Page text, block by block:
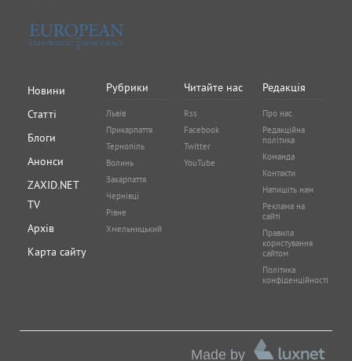
Новини
Статті
Блоги
Анонси
ZAXID.NET
TV
Архів
Карта сайту
Рубрики
Львів
Прикарпаття
Тернопіль
Волинь
Закарпаття
Чернівці
Рівне
Хмельницький
Читайте нас
Rss
Facebook
Twitter
YouTube
Редакція
Про нас
Редакційна
політика
Команда
Контакти
Напишіть нам
Реклама на
сайті
Правила
користування
сайтом
Політика
конфіденційності
Made by